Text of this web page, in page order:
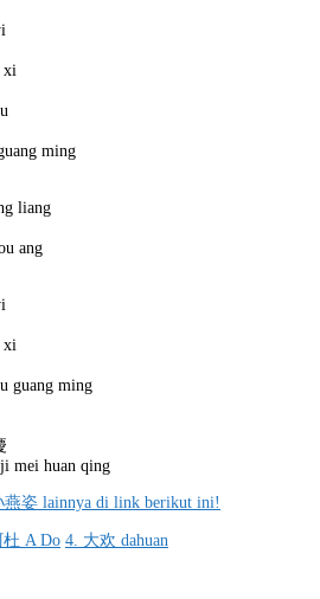
xi
ming
liang
ang
xi
guang ming
mei huan qing
燕姿 lainnya di link berikut ini!
杜 A Do 4. 大欢 dahuan